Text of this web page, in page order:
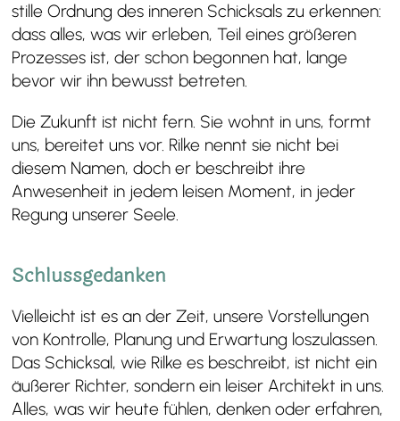
stille Ordnung des inneren Schicksals zu erkennen:
dass alles, was wir erleben, Teil eines größeren
Prozesses ist, der schon begonnen hat, lange
bevor wir ihn bewusst betreten.
Die Zukunft ist nicht fern. Sie wohnt in uns, formt
uns, bereitet uns vor. Rilke nennt sie nicht bei
diesem Namen, doch er beschreibt ihre
Anwesenheit in jedem leisen Moment, in jeder
Regung unserer Seele.
Schlussgedanken
Vielleicht ist es an der Zeit, unsere Vorstellungen
von Kontrolle, Planung und Erwartung loszulassen.
Das Schicksal, wie Rilke es beschreibt, ist nicht ein
äußerer Richter, sondern ein leiser Architekt in uns.
Alles, was wir heute fühlen, denken oder erfahren,